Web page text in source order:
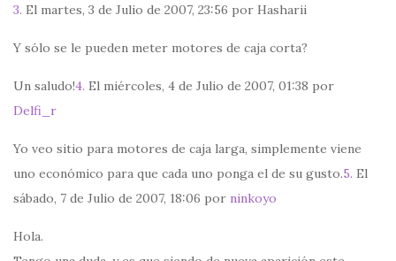
3. El martes, 3 de Julio de 2007, 23:56 por Hasharii
Y sólo se le pueden meter motores de caja corta?
Un saludo!4. El miércoles, 4 de Julio de 2007, 01:38 por
Delfi_r
Yo veo sitio para motores de caja larga, simplemente viene
uno económico para que cada uno ponga el de su gusto.5. El
sábado, 7 de Julio de 2007, 18:06 por ninkoyo
Hola.